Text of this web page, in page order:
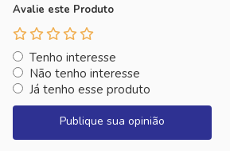
Avalie este Produto
Tenho interesse
Não tenho interesse
Já tenho esse produto
Publique sua opinião